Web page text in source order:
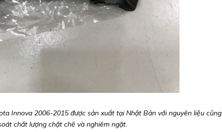
Innova 2006-2015 được sản xuất tại Nhật Bản với nguyên liệu cũng
chất lượng chặt chẽ và nghiêm ngặt.